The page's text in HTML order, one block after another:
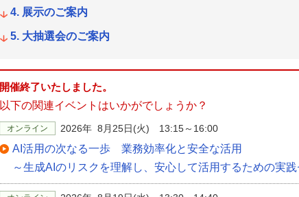
展示のご案内
大抽選会のご案内
開催終了いたしました。
以下の関連イベントはいかがでしょうか？
オンライン 2026年 8月25日(火) 13:15～16:00
AI活用の次なる一歩 業務効率化と安全な活用
～生成AIのリスクを理解し、安心して活用するための実践